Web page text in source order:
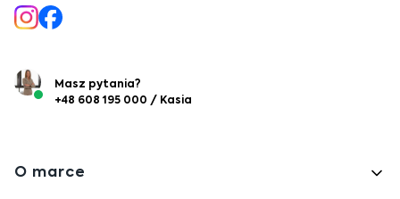
Masz pytania?
+48 608 195 000 / Kasia
Linki w stopce
O marce